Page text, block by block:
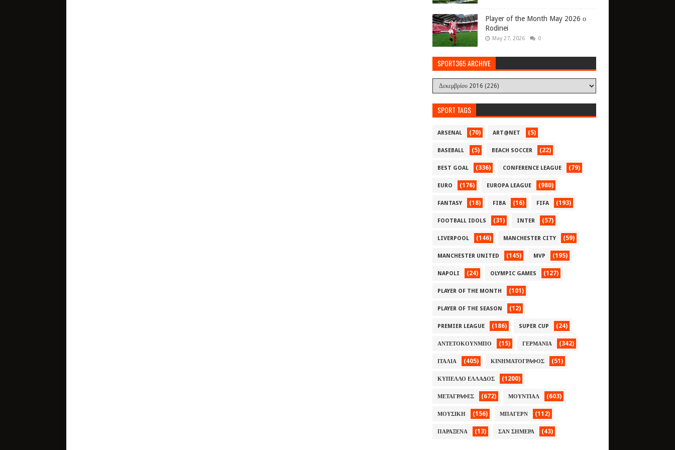
Player of the Month May 2026 ο
Rodinei
May 27, 2026 0
SPORT365 ARCHIVE
SPORT TAGS
ARSENAL (70) ART@NET (5)
BASEBALL (5) BEACH SOCCER (22)
BEST GOAL (336) CONFERENCE LEAGUE (79)
EURO (176) EUROPA LEAGUE (980)
FANTASY (18) FIBA (16) FIFA (193)
FOOTBALL IDOLS (31) INTER (57)
LIVERPOOL (146) MANCHESTER CITY (59)
MANCHESTER UNITED (145) MVP (195)
NAPOLI (24) OLYMPIC GAMES (127)
PLAYER OF THE MONTH (101)
PLAYER OF THE SEASON (12)
PREMIER LEAGUE (186) SUPER CUP (24)
ΑΝΤΕΤΟΚΟΥΝΜΠΟ (15) ΓΕΡΜΑΝΙΑ (342)
ΙΤΑΛΙΑ (405) ΚΙΝΗΜΑΤΟΓΡΑΦΟΣ (51)
ΚΥΠΕΛΛΟ ΕΛΛΑΔΟΣ (1200)
ΜΕΤΑΓΡΑΦΕΣ (672) ΜΟΥΝΤΙΑΛ (603)
ΜΟΥΣΙΚΗ (156) ΜΠΑΓΕΡΝ (112)
ΠΑΡΑΞΕΝΑ (13) ΣΑΝ ΣΗΜΕΡΑ (43)